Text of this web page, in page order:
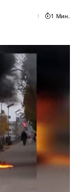
1 Мин.